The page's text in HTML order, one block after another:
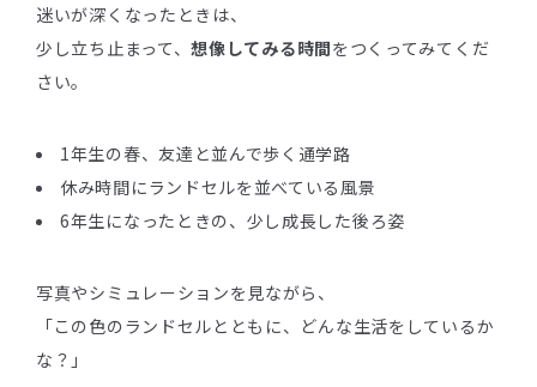
迷いが深くなったときは、
少し立ち止まって、想像してみる時間をつくってみてくだ
さい。
1年生の春、友達と並んで歩く通学路
休み時間にランドセルを並べている風景
6年生になったときの、少し成長した後ろ姿
写真やシミュレーションを見ながら、
「この色のランドセルとともに、どんな生活をしているか
な？」